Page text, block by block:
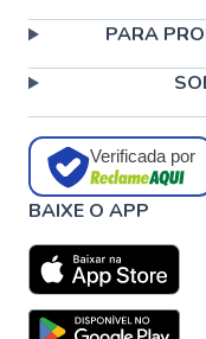
PARA
Verificada por
BAIXE O APP